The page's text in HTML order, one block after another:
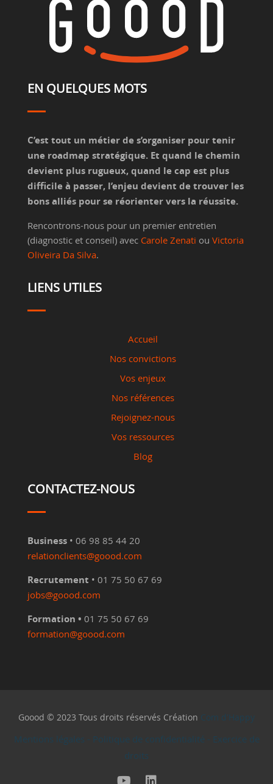
EN QUELQUES MOTS
C’est tout un métier de s’organiser pour tenir
une roadmap stratégique. Et quand le chemin
devient plus rugueux, quand le cap est plus
difficile à passer, l’enjeu devient de trouver les
bons alliés pour se réorienter vers la réussite.
Rencontrons-nous pour un premier entretien
(diagnostic et conseil) avec Carole Zenati ou Victoria
Oliveira Da Silva.
LIENS UTILES
Accueil
Nos convictions
Vos enjeux
Nos références
Rejoignez-nous
Vos ressources
Blog
CONTACTEZ-NOUS
Business • 06 98 85 44 20
relationclients@goood.com
Recrutement • 01 75 50 67 69
jobs@goood.com
Formation • 01 75 50 67 69
formation@goood.com
Goood © 2023 Tous droits réservés Création Com d'Happy
Mentions légales - Politique de confidentialité - Exercice de
droits